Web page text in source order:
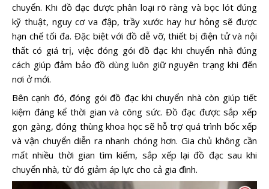
chuyển. Khi đồ đạc được phân loại rõ ràng và bọc lót đúng
kỹ thuật, nguy cơ va đập, trầy xước hay hư hỏng sẽ được
hạn chế tối đa. Đặc biệt với đồ dễ vỡ, thiết bị điện tử và nội
thất có giá trị, việc đóng gói đồ đạc khi chuyển nhà đúng
cách giúp đảm bảo đồ dùng luôn giữ nguyên trạng khi đến
nơi ở mới.
Bên cạnh đó, đóng gói đồ đạc khi chuyển nhà còn giúp tiết
kiệm đáng kể thời gian và công sức. Đồ đạc được sắp xếp
gọn gàng, đóng thùng khoa học sẽ hỗ trợ quá trình bốc xếp
và vận chuyển diễn ra nhanh chóng hơn. Gia chủ không cần
mất nhiều thời gian tìm kiếm, sắp xếp lại đồ đạc sau khi
chuyển nhà, từ đó giảm áp lực cho cả gia đình.